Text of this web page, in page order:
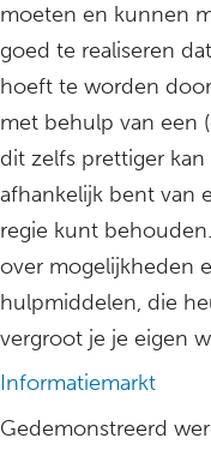
moeten en kunnen
goed te realiseren
hoeft te worden
met behulp van een
dit zelfs prettiger
afhankelijk bent van
regie kunt
over mogelijkheden
hulpmiddelen, die
vergroot je je eigen
Informatiemarkt
Gedemonstreerd